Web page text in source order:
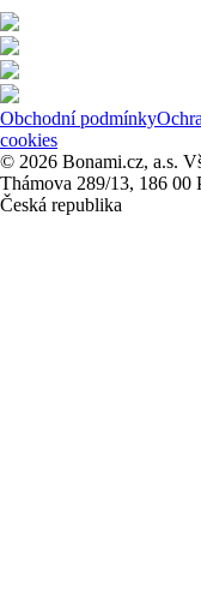
Obchodní podmínky
cookies
© 2026 Bonami.cz, a.s.
Thámova 289/13, 186 00
Česká republika